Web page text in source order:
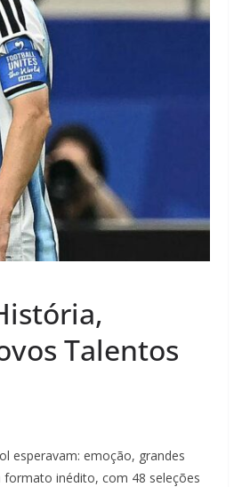
Talentos
esperavam: emoção, grandes
inédito, com 48 seleções